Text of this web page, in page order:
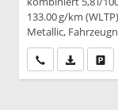
133.00 g/km
Metallic,
Wir rufen Sie an
PDF-